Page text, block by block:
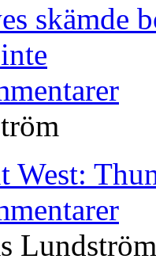
skämde
West:
Lundström